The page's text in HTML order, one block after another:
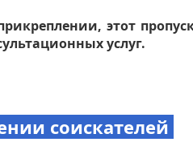
этот
услуг.
соискателей